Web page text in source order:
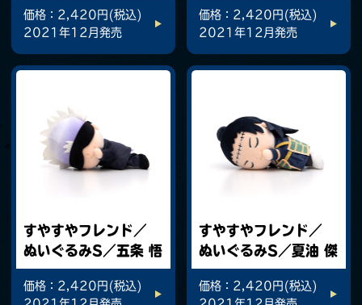
価格：2,420円(税込)
2021年12月発売
価格：2,420円(税込)
2021年12月発売
すやすやフレンド／
ぬいぐるみS／五条 悟
価格：2,420円(税込)
すやすやフレンド／
ぬいぐるみS／夏油 傑
価格：2,420円(税込)